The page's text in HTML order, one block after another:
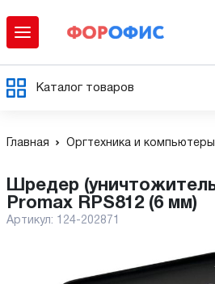
Каталог товаров
Главная Оргтехника и компьютеры
Шредер (уничтожитель) Rexel
Promax RPS812 (6 мм)
Артикул: 124-202871